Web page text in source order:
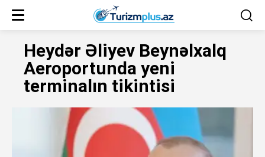
Heydər Əliyev Beynəlxalq
Aeroportunda yeni
terminalın tikintisi